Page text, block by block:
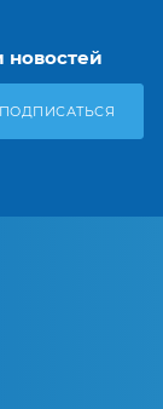
новостей
ПОДПИСАТЬСЯ